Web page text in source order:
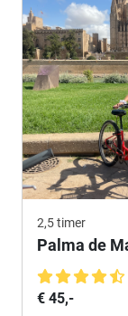
2,5 timer
€ 45,-